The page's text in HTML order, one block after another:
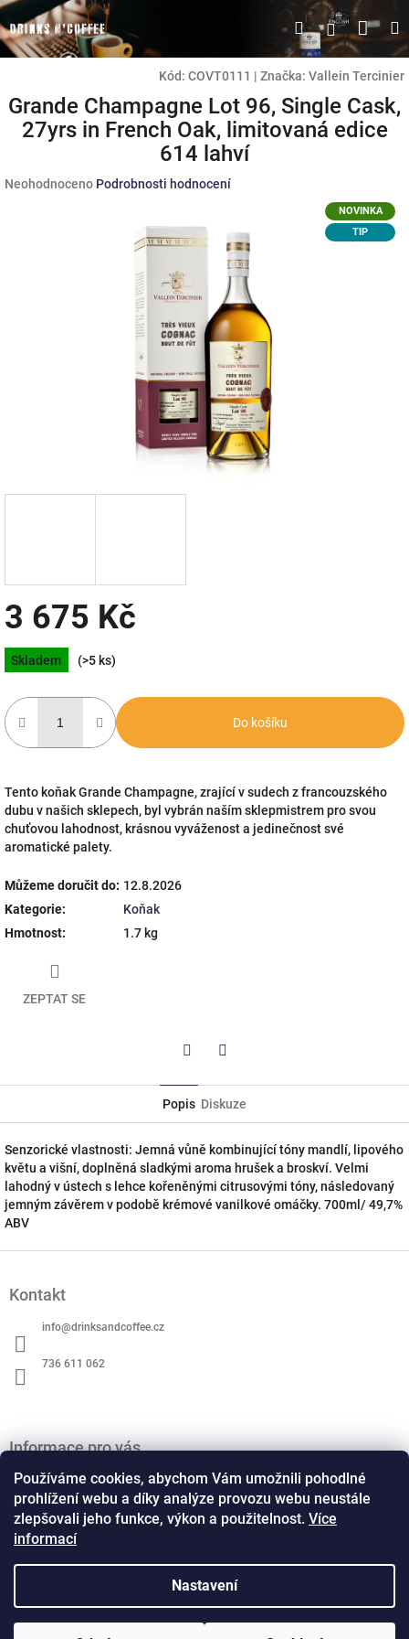
Používáme cookies, abychom Vám umožnili pohodlné
prohlížení webu a díky analýze provozu webu neustále
zlepšovali jeho funkce, výkon a použitelnost. Více
informací
Nastavení
Přejít
na
obsah
HledatPřihlášení
Kód: COVT0111 | Značka: Vallein Tercinier
Grande Champagne Lot 96, Single Cask,
27yrs in French Oak, limitovaná edice
614 lahví
Průměrné
Neohodnoceno Podrobnosti hodnocení
NOVINKA
TIP
3 675 Kč
Měrná
cena:
Skladem (>5 ks)
Do košíku
Tento koňak Grande Champagne, zrající v sudech z francouzského
dubu v našich sklepech, byl vybrán naším sklepmistrem pro svou
chuťovou lahodnost, krásnou vyváženost a jedinečnost své
aromatické palety.
Můžeme doručit do: 12.8.2026
Kategorie:
Koňak
Hmotnost: 1.7 kg
ZEPTAT SE
Popis Diskuze
Senzorické vlastnosti: Jemná vůně kombinující tóny mandlí, lipového
květu a višní, doplněná sladkými aroma hrušek a broskví. Velmi
lahodný v ústech s lehce kořeněnými citrusovými tóny, následovaný
jemným závěrem v podobě krémové vanilkové omáčky. 700ml/ 49,7%
ABV
Kontakt
info@drinksandcoffee.cz
736 611 062
Informace pro vás
O nás
Obchodní podmínky
Podmínky ochrany osobních údajů
Kontaktní formulář